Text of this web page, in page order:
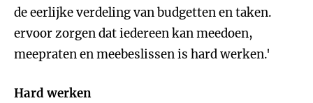
de eerlijke verdeling van budgetten en taken.
ervoor zorgen dat iedereen kan meedoen,
meepraten en meebeslissen is hard werken.'
Hard werken